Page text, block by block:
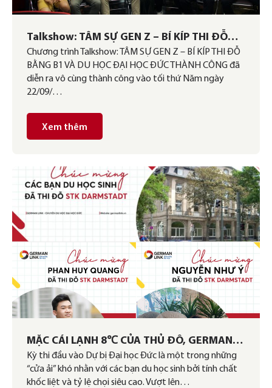
Talkshow: TÂM SỰ GEN Z – BÍ KÍP THI ĐỖ
BẰNG B1 VÀ DU HỌC ĐẠI HỌC ĐỨC THÀNH
CÔNG
Chương trình Talkshow: TÂM SỰ GEN Z – BÍ KÍP THI ĐỖ
BẰNG B1 VÀ DU HỌC ĐẠI HỌC ĐỨC THÀNH CÔNG đã
diễn ra vô cùng thành công vào tối thứ Năm ngày
22/09/…
Xem thêm
MẶC CÁI LẠNH 8℃ CỦA THỦ ĐÔ, GERMAN
LINK VẪN LUÔN NGẬP TRÀN NHỮNG TIN VUI
ẤM ÁP
Kỳ thi đầu vào Dự bị Đại học Đức là một trong những
“cửa ải” khó nhằn với các bạn du học sinh bởi tính chất
khốc liệt và tỷ lệ chọi siêu cao. Vượt lên…